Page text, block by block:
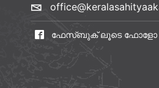
ഫേസ്ബുക് ലൂടെ